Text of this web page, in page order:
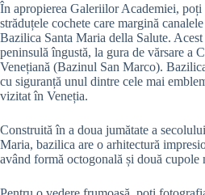
În apropierea Galeriilor Academiei, poți
străduțele cochete care margină
Bazilica Santa Maria della Salute.
peninsulă îngustă, la gura de vărsare a
Venețiană (Bazinul San Marco).
cu siguranță unul dintre cele mai
vizitat în Veneția.
Construită în a doua jumătate a
Maria, bazilica are o arhitectură
având formă octogonală și două cupole